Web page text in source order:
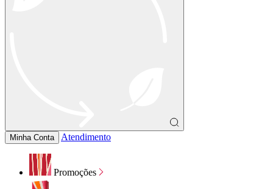
Minha Conta Atendimento
Promoções